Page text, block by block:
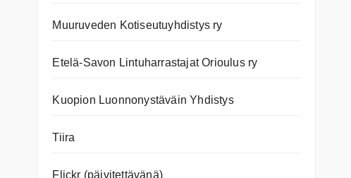
Muuruveden Kotiseutuyhdistys ry
Etelä-Savon Lintuharrastajat Orioulus ry
Kuopion Luonnonystäväin Yhdistys
Tiira
Flickr (päivitettävänä)